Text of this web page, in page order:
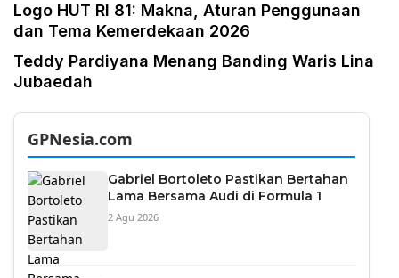
Logo HUT RI 81: Makna, Aturan Penggunaan
dan Tema Kemerdekaan 2026
Teddy Pardiyana Menang Banding Waris Lina
Jubaedah
GPNesia.com
Gabriel Bortoleto Pastikan Bertahan
Lama Bersama Audi di Formula 1
2 Agu 2026